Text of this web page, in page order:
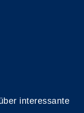
interessante